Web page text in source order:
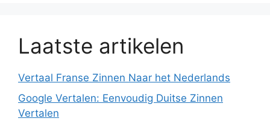
Laatste artikelen
Vertaal Franse Zinnen Naar het Nederlands
Google Vertalen: Eenvoudig Duitse Zinnen
Vertalen